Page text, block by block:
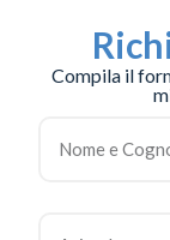
Compila il